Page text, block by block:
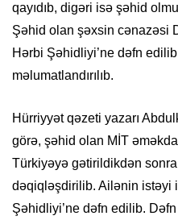
qayıdıb, digəri isə şəhid
Şəhid olan şəxsin cənazəsi
Hərbi Şəhidliyi’ne dəfn
məlumatlandırılıb.
Hürriyyət qəzeti yazarı
görə, şəhid olan MİT
Türkiyəyə gətirildikdən
dəqiqləşdirilib. Ailənin istəyi
Şəhidliyi’ne dəfn edilib.